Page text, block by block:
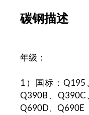
碳钢描述
年级：
1）国标：Q195
Q390B、
Q690D、Q690E